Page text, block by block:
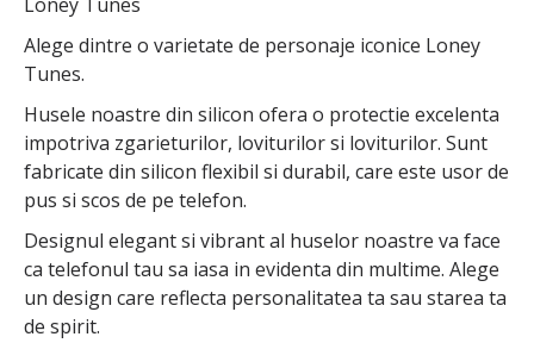
Alege dintre o varietate de personaje iconice Loney
Tunes.
Husele noastre din silicon ofera o protectie excelenta
impotriva zgarieturilor, loviturilor si loviturilor. Sunt
fabricate din silicon flexibil si durabil, care este usor de
pus si scos de pe telefon.
Designul elegant si vibrant al huselor noastre va face
ca telefonul tau sa iasa in evidenta din multime. Alege
un design care reflecta personalitatea ta sau starea ta
de spirit.